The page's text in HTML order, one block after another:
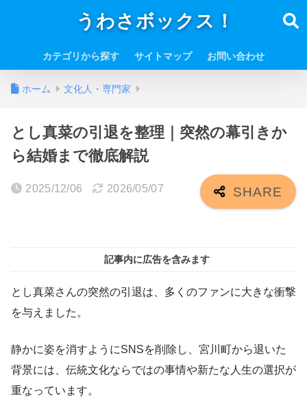
うわさボックス！
カテゴリから探す サイトマップ お問い合わせ
ホーム 文化人・専門家
とし真菜の引退を整理｜突然の幕引きか
ら結婚まで徹底解説
2025/12/06 2026/05/07
記事内に広告を含みます
とし真菜さんの突然の引退は、多くのファンに大きな衝撃
を与えました。
静かに姿を消すようにSNSを削除し、宮川町から退いた
背景には、伝統文化ならではの事情や新たな人生の選択が
重なっています。